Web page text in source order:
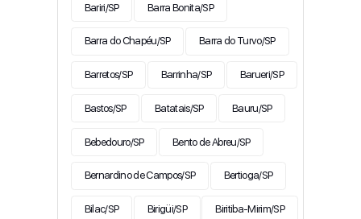
Bariri/SP Barra Bonita/SP
Barra do Chapéu/SP Barra do Turvo/SP
Barretos/SP Barrinha/SP Barueri/SP
Bastos/SP Batatais/SP Bauru/SP
Bebedouro/SP Bento de Abreu/SP
Bernardino de Campos/SP Bertioga/SP
Bilac/SP Birigüi/SP Biritiba-Mirim/SP